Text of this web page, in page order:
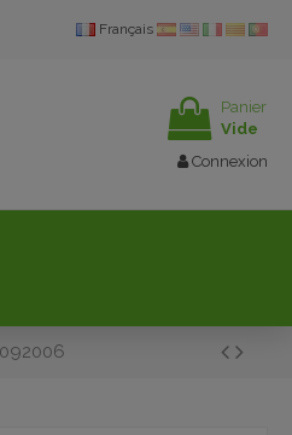
Français
Panier
Vide
Connexion